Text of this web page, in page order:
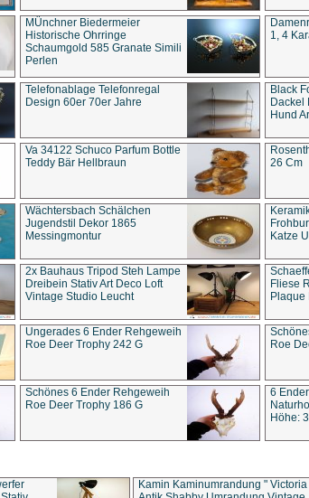
MÜnchner Biedermeier
Historische Ohrringe
Schaumgold 585 Granate Simili
Perlen
1, 4
Telefonablage Telefonregal
Design 60er 70er Jahre
Black
Dackel
Hund
Va 34122 Schuco Parfum Bottle
Teddy Bär Hellbraun
26 Cm
Wächtersbach Schälchen
Jugendstil Dekor 1865
Messingmontur
Katze
2x Bauhaus Tripod Steh Lampe
Dreibein Stativ Art Deco Loft
Vintage Studio Leucht
Fliese
Plaque
Ungerades 6 Ender Rehgeweih
Roe Deer Trophy 242 G
Roe
Schönes 6 Ender Rehgeweih
Roe Deer Trophy 186 G
6
Höhe:
Kamin Kaminumrandung " Victoria